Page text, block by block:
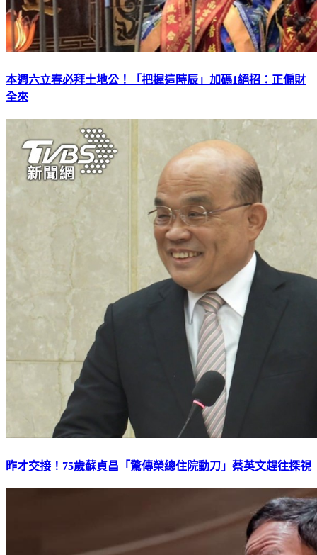
本週六立春必拜土地公！「把握這時辰」加碼1絕招：正偏財
全來
昨才交接！75歲蘇貞昌「驚傳榮總住院動刀」蔡英文趕往探視